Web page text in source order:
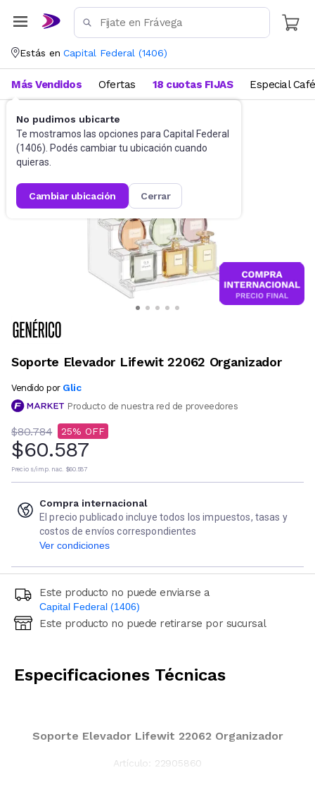
Estás en Capital Federal (1406)
No pudimos ubicarte
Te mostramos las opciones para Capital Federal
(1406). Podés cambiar tu ubicación cuando
quieras.
cambiar ubicación cerrar
Más Vendidos Ofertas 18 cuotas FIJAS Especial Café
Bazar Perchas y organización
Soporte Elevador Lifewit 22062 Organizador
Vendido por Glic
Producto de nuestra red de proveedores
$80.784 25
$60.587
Precio s/imp. nac. $60.587
Compra internacional
El precio publicado incluye todos los impuestos, tasas y
costos de envíos correspondientes
Ver condiciones
Este producto no puede enviarse a
Capital Federal (1406)
Ingresá código postal (sólo números)
Este producto no puede retirarse por sucursal
Especificaciones Técnicas
Soporte Elevador Lifewit 22062 Organizador
Artículo: 22905860